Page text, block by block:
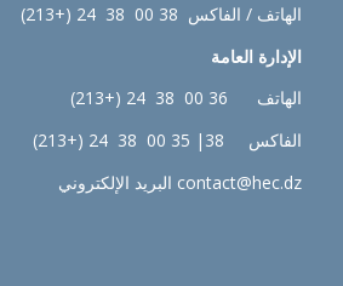
الهاتف / الفاكس 38 00 38 24 (+213)
الإدارة العامة
الهاتف 36 00 38 24 (+213)
الفاكس 38| 35 00 38 24 (+213)
contact@hec.dz البريد الإلكتروني